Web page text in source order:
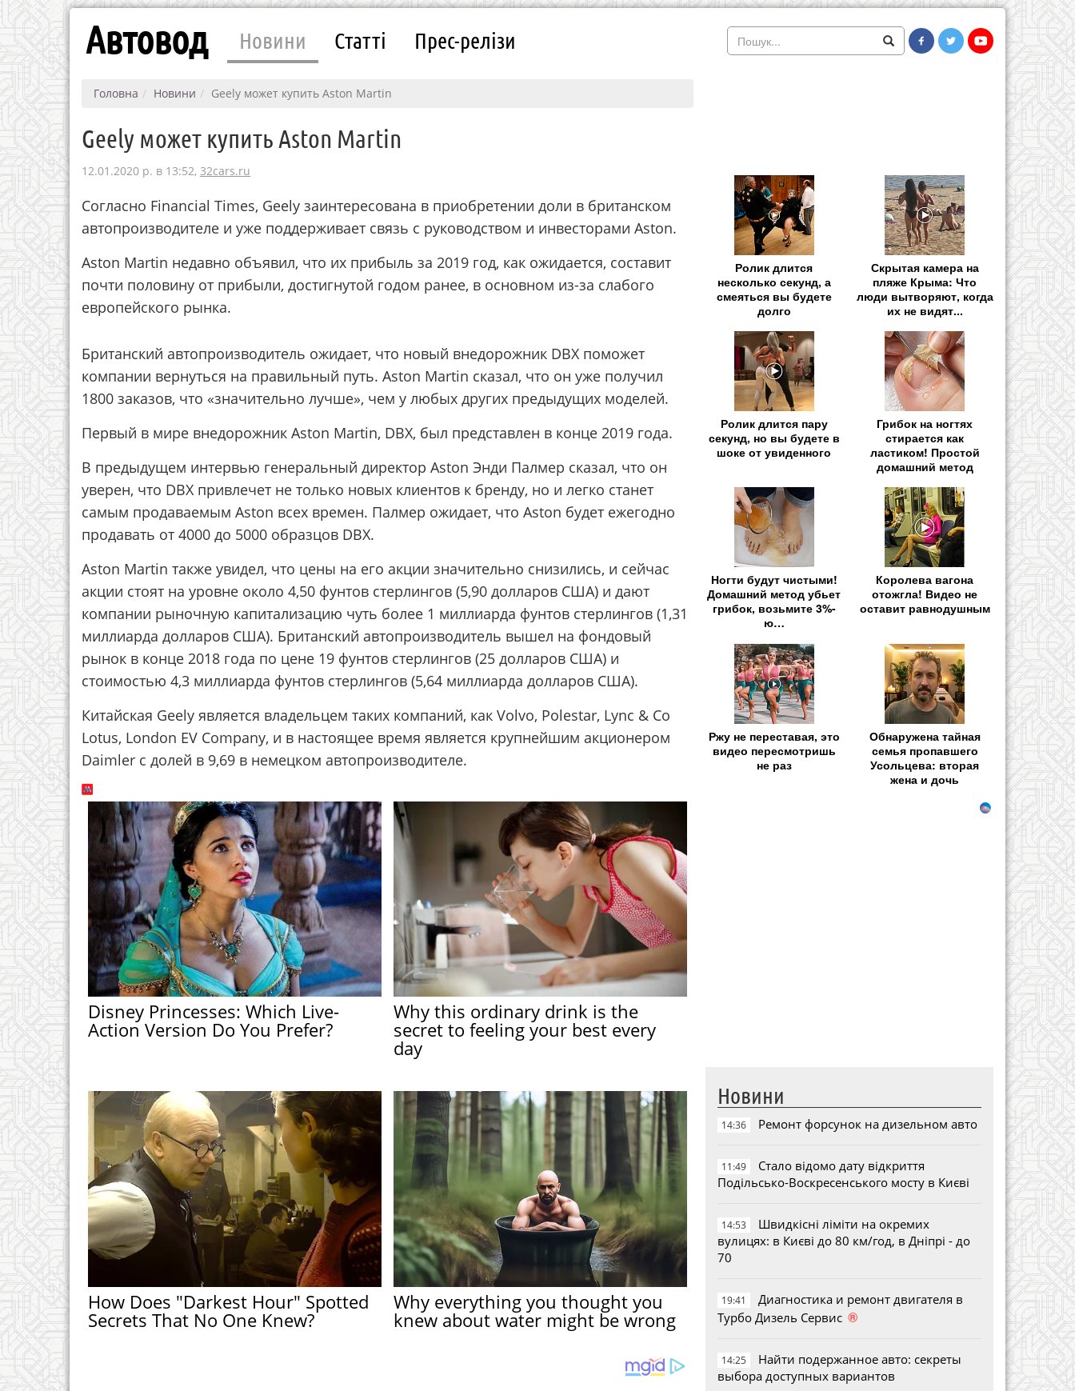
Автовод Новини Статті Прес-релізи
Головна Новини Geely может купить Aston Martin
Geely может купить Aston Martin
12.01.2020 р. в 13:52, 32cars.ru
Согласно Financial Times, Geely заинтересована в приобретении доли в британском
автопроизводителе и уже поддерживает связь с руководством и инвесторами Aston.
Aston Martin недавно объявил, что их прибыль за 2019 год, как ожидается, составит
почти половину от прибыли, достигнутой годом ранее, в основном из-за слабого
европейского рынка.
Британский автопроизводитель ожидает, что новый внедорожник DBX поможет
компании вернуться на правильный путь. Aston Martin сказал, что он уже получил
1800 заказов, что «значительно лучше», чем у любых других предыдущих моделей.
Первый в мире внедорожник Aston Martin, DBX, был представлен в конце 2019 года.
В предыдущем интервью генеральный директор Aston Энди Палмер сказал, что он
уверен, что DBX привлечет не только новых клиентов к бренду, но и легко станет
самым продаваемым Aston всех времен. Палмер ожидает, что Aston будет ежегодно
продавать от 4000 до 5000 образцов DBX.
Aston Martin также увидел, что цены на его акции значительно снизились, и сейчас
акции стоят на уровне около 4,50 фунтов стерлингов (5,90 долларов США) и дают
компании рыночную капитализацию чуть более 1 миллиарда фунтов стерлингов (1,31
миллиарда долларов США). Британский автопроизводитель вышел на фондовый
рынок в конце 2018 года по цене 19 фунтов стерлингов (25 долларов США) и
стоимостью 4,3 миллиарда фунтов стерлингов (5,64 миллиарда долларов США).
Китайская Geely является владельцем таких компаний, как Volvo, Polestar, Lync & Co
Lotus, London EV Company, и в настоящее время является крупнейшим акционером
Daimler с долей в 9,69 в немецком автопроизводителе.
Disney Princesses: Which Live-
Action Version Do You Prefer?
Why this ordinary drink is the
secret to feeling your best every
day
How Does "Darkest Hour" Spotted
Secrets That No One Knew?
Why everything you thought you
knew about water might be wrong
Ролик длится
несколько секунд, а
смеяться вы будете
долго
Скрытая камера на
пляже Крыма: Что
люди вытворяют, когда
их не видят...
Ролик длится пару
секунд, но вы будете в
шоке от увиденного
Грибок на ногтях
стирается как
ластиком! Простой
домашний метод
Ногти будут чистыми!
Домашний метод убьет
грибок, возьмите 3%-
ю…
Королева вагона
отожгла! Видео не
оставит равнодушным
Ржу не переставая, это
видео пересмотришь
не раз
Обнаружена тайная
семья пропавшего
Усольцева: вторая
жена и дочь
Новини
14:36 Ремонт форсунок на дизельном авто
11:49
Стало відомо дату відкриття
Подільсько-Воскресенського мосту в Києві
14:53
Швидкісні ліміти на окремих
вулицях: в Києві до 80 км/год, в Дніпрі - до
70
19:41
Диагностика и ремонт двигателя в
Турбо Дизель Сервис ®
14:25
Найти подержанное авто: секреты
выбора доступных вариантов